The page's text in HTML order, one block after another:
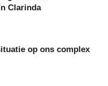
Clarinda
op ons complex